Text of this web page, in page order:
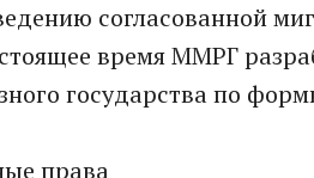
согласованной
время ММРГ
государства по
права